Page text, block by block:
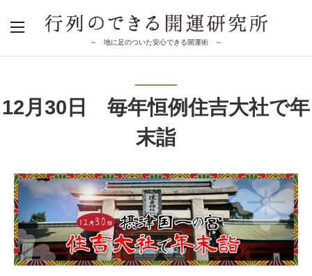
～ 地に足のついた安心できる開運術 ～
12月30日 毎年恒例住吉大社で年
末詣